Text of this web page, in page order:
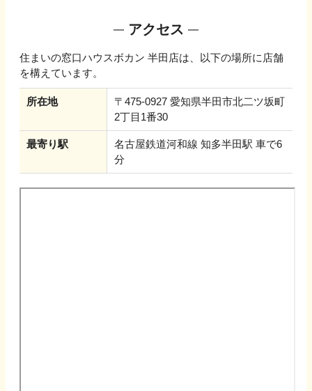
アクセス
住まいの窓口ハウスボカン 半田店は、以下の場所に店舗
を構えています。
所在地
〒475-0927 愛知県半田市北二ツ坂町
2丁目1番30
最寄り駅
名古屋鉄道河和線 知多半田駅 車で6
分